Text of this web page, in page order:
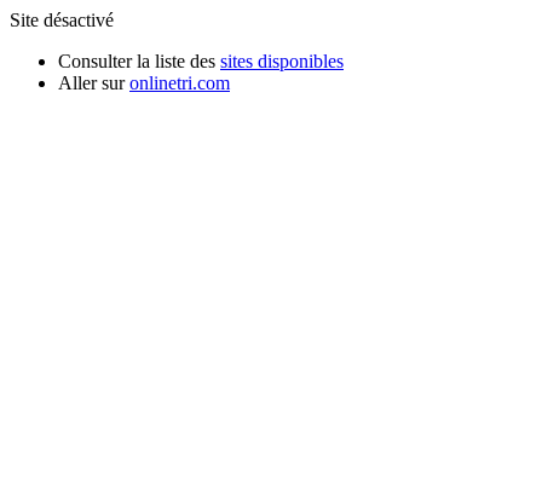
Site désactivé
Consulter la liste des sites disponibles
Aller suronlinetri.com